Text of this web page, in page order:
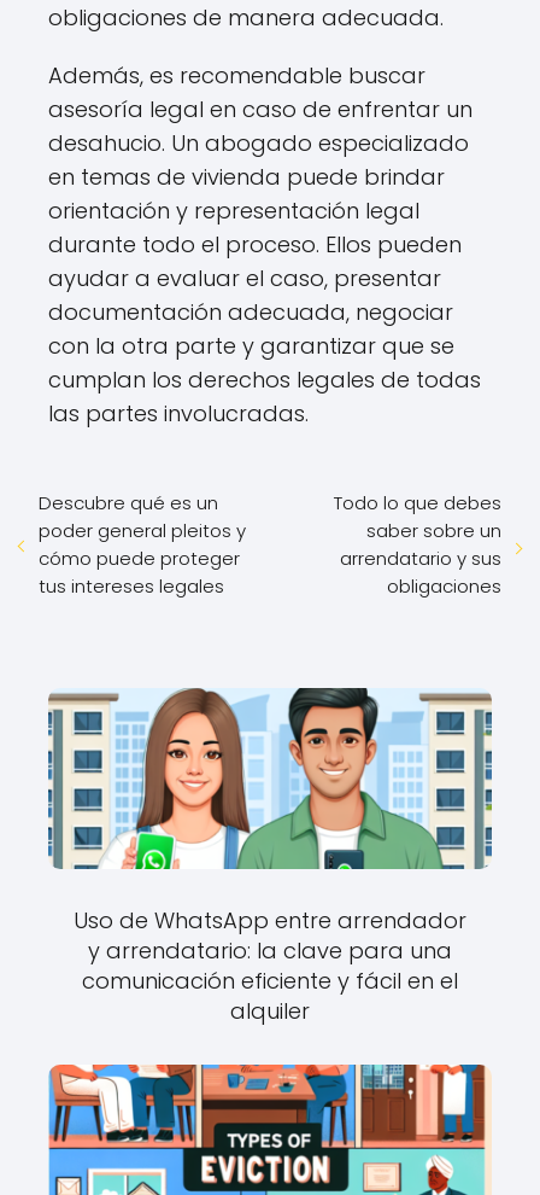
obligaciones de manera adecuada.
Además, es recomendable buscar
asesoría legal en caso de enfrentar un
desahucio. Un abogado especializado
en temas de vivienda puede brindar
orientación y representación legal
durante todo el proceso. Ellos pueden
ayudar a evaluar el caso, presentar
documentación adecuada, negociar
con la otra parte y garantizar que se
cumplan los derechos legales de todas
las partes involucradas.
Descubre qué es un
poder general pleitos y
cómo puede proteger
tus intereses legales
Todo lo que debes
saber sobre un
arrendatario y sus
obligaciones
Uso de WhatsApp entre arrendador
y arrendatario: la clave para una
comunicación eficiente y fácil en el
alquiler